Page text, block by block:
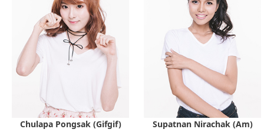
Chulapa Pongsak (Gifgif) Supatnan Nirachak (Am)